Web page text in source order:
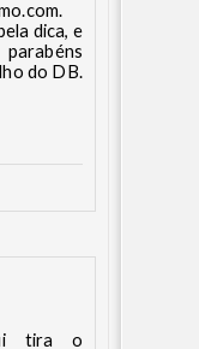
dica, e
do DB.
tira o